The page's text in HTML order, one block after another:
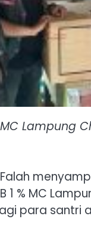
MC Lampung
1 % MC
para santri